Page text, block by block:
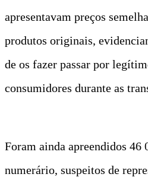
apresentavam preços
produtos originais,
de os fazer passar por
consumidores durante as
Foram ainda apreendidos 46
numerário, suspeitos de